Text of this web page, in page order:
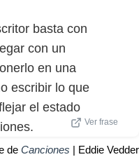
basta con
con un
en una
escribir lo que
el estado
Ver frase
de Canciones | Eddie Vedder